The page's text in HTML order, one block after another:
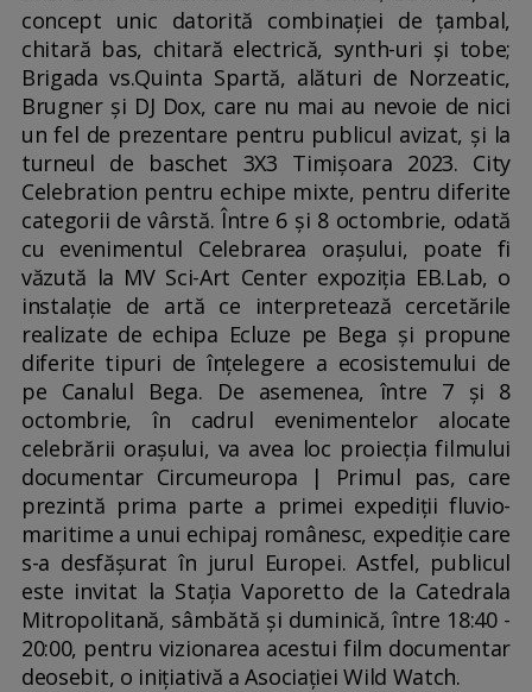
concept unic datorită combinației de țambal,
chitară bas, chitară electrică, synth-uri și tobe;
Brigada vs.Quinta Spartă, alături de Norzeatic,
Brugner și DJ Dox, care nu mai au nevoie de nici
un fel de prezentare pentru publicul avizat, și la
turneul de baschet 3X3 Timișoara 2023. City
Celebration pentru echipe mixte, pentru diferite
categorii de vârstă. Între 6 și 8 octombrie, odată
cu evenimentul Celebrarea orașului, poate fi
văzută la MV Sci-Art Center expoziția EB.Lab, o
instalație de artă ce interpretează cercetările
realizate de echipa Ecluze pe Bega și propune
diferite tipuri de înțelegere a ecosistemului de
pe Canalul Bega. De asemenea, între 7 și 8
octombrie, în cadrul evenimentelor alocate
celebrării orașului, va avea loc proiecția filmului
documentar Circumeuropa | Primul pas, care
prezintă prima parte a primei expediții fluvio-
maritime a unui echipaj românesc, expediție care
s-a desfășurat în jurul Europei. Astfel, publicul
este invitat la Stația Vaporetto de la Catedrala
Mitropolitană, sâmbătă și duminică, între 18:40 -
20:00, pentru vizionarea acestui film documentar
deosebit, o inițiativă a Asociației Wild Watch.